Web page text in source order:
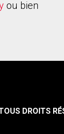
ou bien
DROITS